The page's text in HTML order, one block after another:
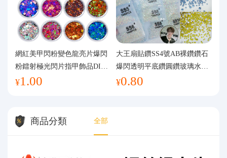
網紅美甲閃粉變色龍亮片爆閃
粉鐳射極光閃片指甲飾品DIY
手工流麻
¥1.00
大王扇貼鑽SS4號AB裸鑽鑽石
爆閃透明平底鑽圓鑽玻璃水鑽
美甲鑽飾
¥0.80
商品分類 全部